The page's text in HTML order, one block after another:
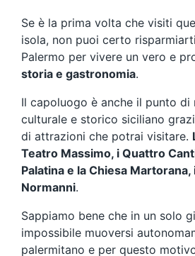
Se è la prima volta che visiti
isola, non puoi certo
Palermo per vivere un vero e
storia e gastronomia.
Il capoluogo è anche il punto di
culturale e storico siciliano
di attrazioni che potrai visitare.
Teatro Massimo, i Quattro
Palatina e la Chiesa Martorana,
Normanni.
Sappiamo bene che in un solo
impossibile muoversi
palermitano e per questo